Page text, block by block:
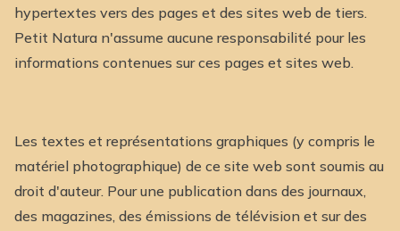
hypertextes vers des pages et des sites web de tiers.
Petit Natura n'assume aucune responsabilité pour les
informations contenues sur ces pages et sites web.
Les textes et représentations graphiques (y compris le
matériel photographique) de ce site web sont soumis au
droit d'auteur. Pour une publication dans des journaux,
des magazines, des émissions de télévision et sur des